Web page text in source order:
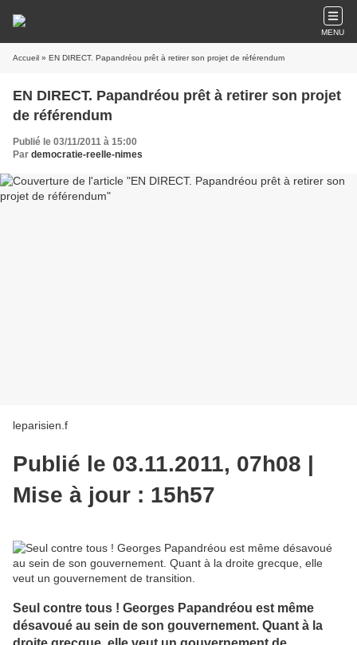
MENU
Accueil » EN DIRECT. Papandréou prêt à retirer son projet de référendum
EN DIRECT. Papandréou prêt à retirer son projet
de référendum
Publié le 03/11/2011 à 15:00
Par democratie-reelle-nimes
leparisien.f
Publié le 03.11.2011, 07h08 |
Mise à jour : 15h57
Seul contre tous ! Georges Papandréou est même
désavoué au sein de son gouvernement. Quant à la